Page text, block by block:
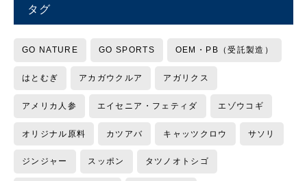
タグ
GO NATURE GO SPORTS OEM・PB（受託製造）
はとむぎ アカガウクルア アガリクス
アメリカ人参 エイセニア・フェティダ エゾウコギ
オリジナル原料 カツアバ キャッツクロウ サソリ
ジンジャー スッポン タツノオトシゴ